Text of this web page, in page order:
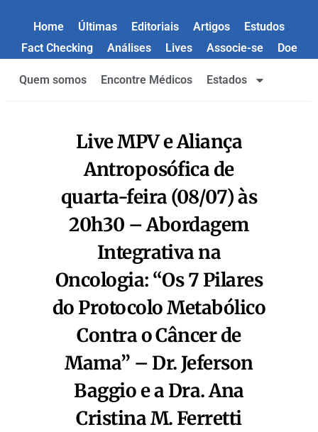
Home Últimas Editoriais Artigos
Estudos
Fact Checking
Análises Lives Associe-se Doe
Quem somos Encontre Médicos Estados
Live MPV e Aliança
Antroposófica de
quarta-feira (08/07) às
20h30 – Abordagem
Integrativa na
Oncologia: “Os 7 Pilares
do Protocolo Metabólico
Contra o Câncer de
Mama” – Dr. Jeferson
Baggio e a Dra. Ana
Cristina M. Ferretti